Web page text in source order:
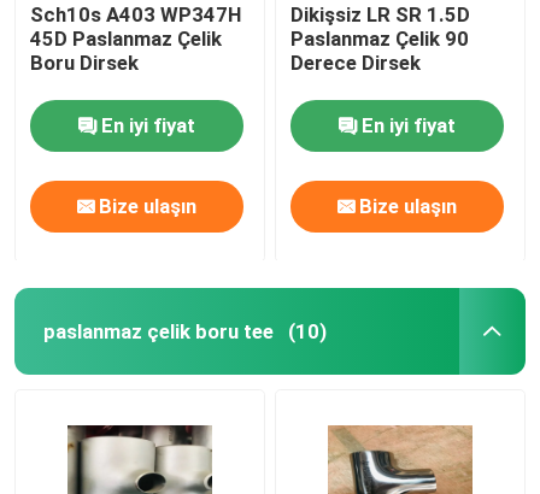
Sch10s A403 WP347H
45D Paslanmaz Çelik
Boru Dirsek
En iyi fiyat
Bize ulaşın
Dikişsiz LR SR 1.5D
Paslanmaz Çelik 90
Derece Dirsek
En iyi fiyat
Bize ulaşın
paslanmaz çelik boru tee (10)